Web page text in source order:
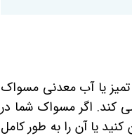
یا آب معدنی مسواک
کند. اگر مسواک شما در
یا آن را به طور کامل